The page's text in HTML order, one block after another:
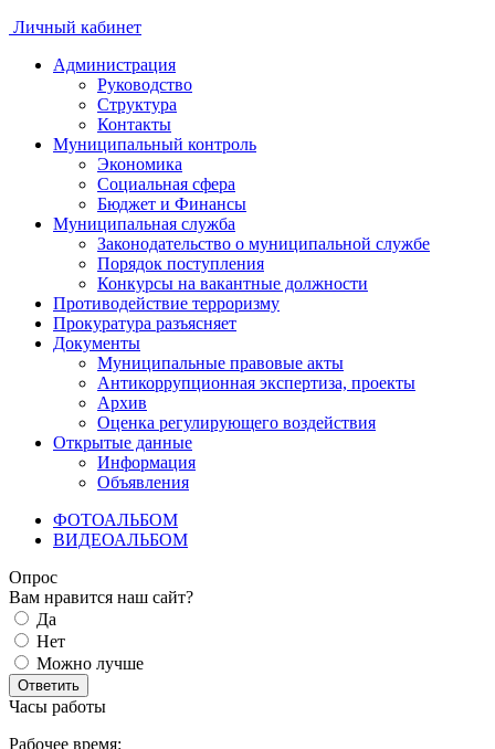
Личный кабинет
Администрация
Руководство
Структура
Контакты
Муниципальный контроль
Экономика
Социальная сфера
Бюджет и Финансы
Муниципальная служба
Законодательство о муниципальной службе
Порядок поступления
Конкурсы на вакантные должности
Противодействие терроризму
Прокуратура разъясняет
Документы
Муниципальные правовые акты
Антикоррупционная экспертиза, проекты
Архив
Оценка регулирующего воздействия
Открытые данные
Информация
Объявления
ФОТОАЛЬБОМ
ВИДЕОАЛЬБОМ
Опрос
Вам нравится наш сайт?
Да
Нет
Можно лучше
Ответить
Часы работы
Рабочее время: